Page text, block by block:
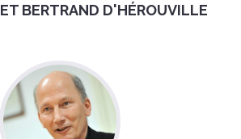
BERTRAND D'HÉROUVILLE